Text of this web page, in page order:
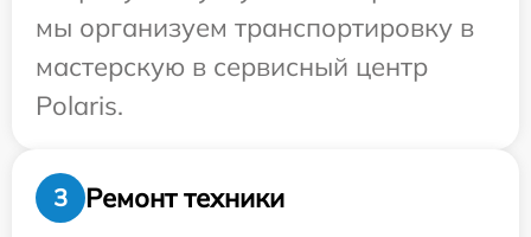
мы организуем транспортировку в
мастерскую в сервисный центр
Polaris.
3
Ремонт техники